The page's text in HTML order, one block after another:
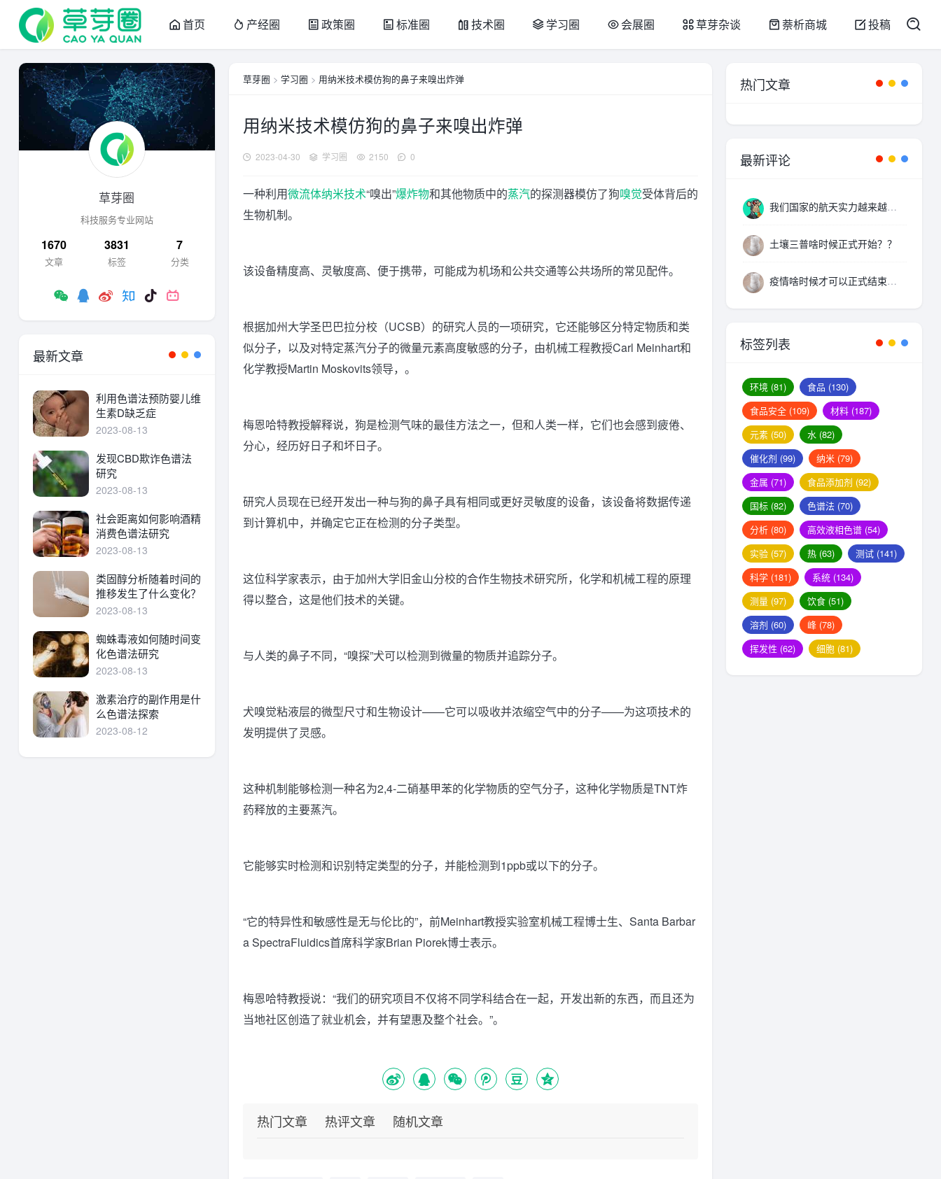
首页 产经圈 政策圈 标准圈 技术圈 学习圈 会展圈 草芽杂谈 萘析商城 投稿
草芽圈 > 学习圈 > 用纳米技术模仿狗的鼻子来嗅出炸弹
用纳米技术模仿狗的鼻子来嗅出炸弹
2023-04-30 学习圈 2150 0
一种利用微流体纳米技术“嗅出”爆炸物和其他物质中的蒸汽的探测器模仿了狗嗅觉受体背后的
生物机制。
该设备精度高、灵敏度高、便于携带，可能成为机场和公共交通等公共场所的常见配件。
根据加州大学圣巴巴拉分校（UCSB）的研究人员的一项研究，它还能够区分特定物质和类
似分子，以及对特定蒸汽分子的微量元素高度敏感的分子，由机械工程教授Carl Meinhart和
化学教授Martin Moskovits领导，。
梅恩哈特教授解释说，狗是检测气味的最佳方法之一，但和人类一样，它们也会感到疲倦、
分心，经历好日子和坏日子。
研究人员现在已经开发出一种与狗的鼻子具有相同或更好灵敏度的设备，该设备将数据传递
到计算机中，并确定它正在检测的分子类型。
这位科学家表示，由于加州大学旧金山分校的合作生物技术研究所，化学和机械工程的原理
得以整合，这是他们技术的关键。
与人类的鼻子不同，“嗅探”犬可以检测到微量的物质并追踪分子。
犬嗅觉粘液层的微型尺寸和生物设计——它可以吸收并浓缩空气中的分子——为这项技术的
发明提供了灵感。
这种机制能够检测一种名为2,4-二硝基甲苯的化学物质的空气分子，这种化学物质是TNT炸
药释放的主要蒸汽。
它能够实时检测和识别特定类型的分子，并能检测到1ppb或以下的分子。
“它的特异性和敏感性是无与伦比的”，前Meinhart教授实验室机械工程博士生、Santa Barbar
a SpectraFluidics首席科学家Brian Piorek博士表示。
梅恩哈特教授说：“我们的研究项目不仅将不同学科结合在一起，开发出新的东西，而且还为
当地社区创造了就业机会，并有望惠及整个社会。”。
热门文章 热评文章 随机文章
草芽圈
科技服务专业网站
1670
文章
3831
标签
7
分类
最新文章
利用色谱法预防婴儿维
生素D缺乏症
2023-08-13
发现CBD欺诈色谱法
研究
2023-08-13
社会距离如何影响酒精
消费色谱法研究
2023-08-13
类固醇分析随着时间的
推移发生了什么变化？
2023-08-13
蜘蛛毒液如何随时间变
化色谱法研究
2023-08-13
激素治疗的副作用是什
么色谱法探索
2023-08-12
热门文章
最新评论
我们国家的航天实力越来越厉害了，支持。
土壤三普啥时候正式开始？？
疫情啥时候才可以正式结束啊。。。
标签列表
环境 (81) 食品 (130)
食品安全 (109) 材料 (187)
元素 (50) 水 (82)
催化剂 (99) 纳米 (79)
金属 (71) 食品添加剂 (92)
国标 (82) 色谱法 (70)
分析 (80) 高效液相色谱 (54)
实验 (57) 热 (63) 测试 (141)
科学 (181) 系统 (134)
测量 (97) 饮食 (51)
溶剂 (60) 峰 (78)
挥发性 (62) 细胞 (81)